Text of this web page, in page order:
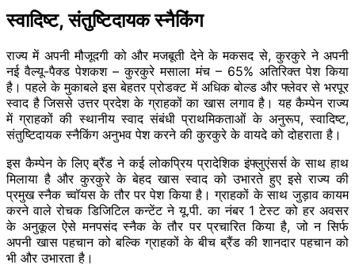
स्वादिष्ट, संतुष्टिदायक स्नैकिंग
राज्य में अपनी मौजूदगी को और मजबूती देने के मकसद से, कुरकुरे ने अपनी
नई वैल्यू-पैक्ड पेशकश – कुरकुरे मसाला मंच – 65% अतिरिक्त पेश किया
है। पहले के मुकाबले इस बेहतर प्रोडक्ट में अधिक बोल्ड और फ्लेवर से भरपूर
स्वाद है जिससे उत्तर प्रदेश के ग्राहकों का खास लगाव है। यह कैम्पेन राज्य
में ग्राहकों की स्थानीय स्वाद संबंधी प्राथमिकताओं के अनुरूप, स्वादिष्ट,
संतुष्टिदायक स्नैकिंग अनुभव पेश करने की कुरकुरे के वायदे को दोहराता है।
इस कैम्पेन के लिए ब्रैंड ने कई लोकप्रिय प्रादेशिक इंफ्लुएंसर्स के साथ हाथ
मिलाया है और कुरकुरे के बेहद खास स्वाद को उभारते हुए इसे राज्य की
प्रमुख स्नैक च्वॉयस के तौर पर पेश किया है। ग्राहकों के साथ जुड़ाव कायम
करने वाले रोचक डिजिटिल कन्टेंट ने यू.पी. का नंबर 1 टेस्ट को हर अवसर
के अनुकूल ऐसे मनपसंद स्नैक के तौर पर प्रचारित किया है, जो न सिर्फ
अपनी खास पहचान को बल्कि ग्राहकों के बीच ब्रैंड की शानदार पहचान को
भी और उभारता है।